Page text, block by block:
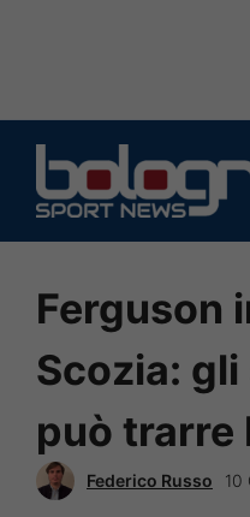
contenuto
Ferguson
Scozia:
può trarre
Federico Russo 10